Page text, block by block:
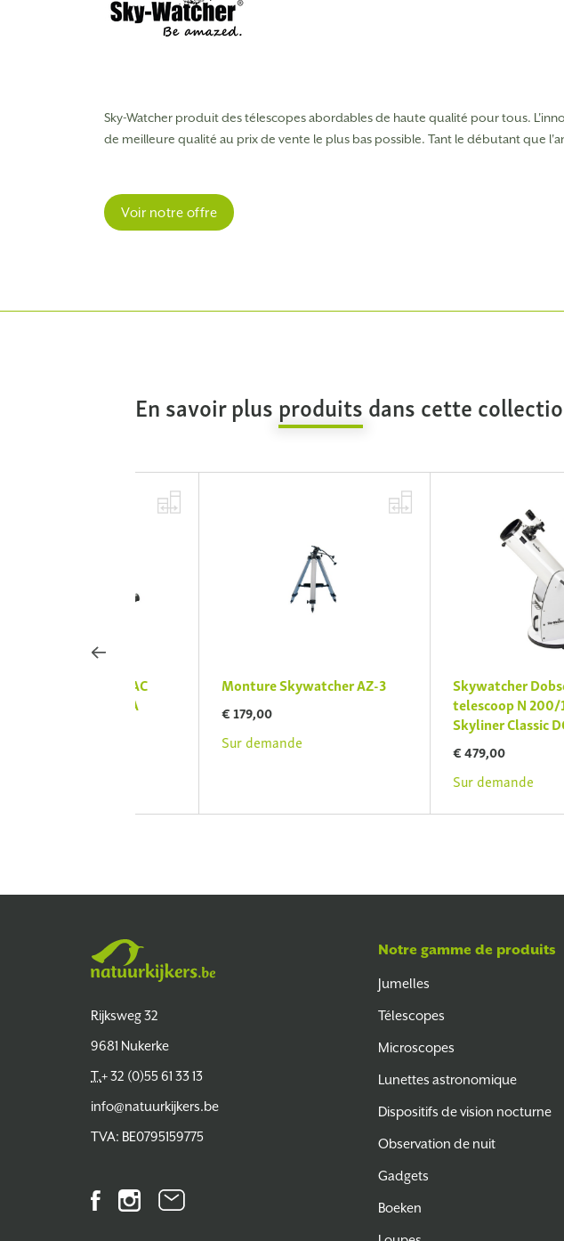
Sky-Watcher produit des télescopes abordables de haute qualité pour tous.
de meilleure qualité au prix de vente le plus bas possible. Tant le débutant que
Voir notre offre
En savoir plusproduitsdans cette
Monture Skywatcher AZ-3
Sur demande
Skywatcher Dobson
telescoop N 200/1200
Skyliner Classic DOB
Sur demande
Rijksweg 32
9681 Nukerke
T.+ 32 (0)55 61 33 13
info@natuurkijkers.be
TVA: BE0795159775
FacebookInstagramBulletin
Notre gamme de produits
Jumelles
Télescopes
Microscopes
Lunettes astronomique
Dispositifs de vision nocturne
Observation de nuit
Gadgets
Boeken